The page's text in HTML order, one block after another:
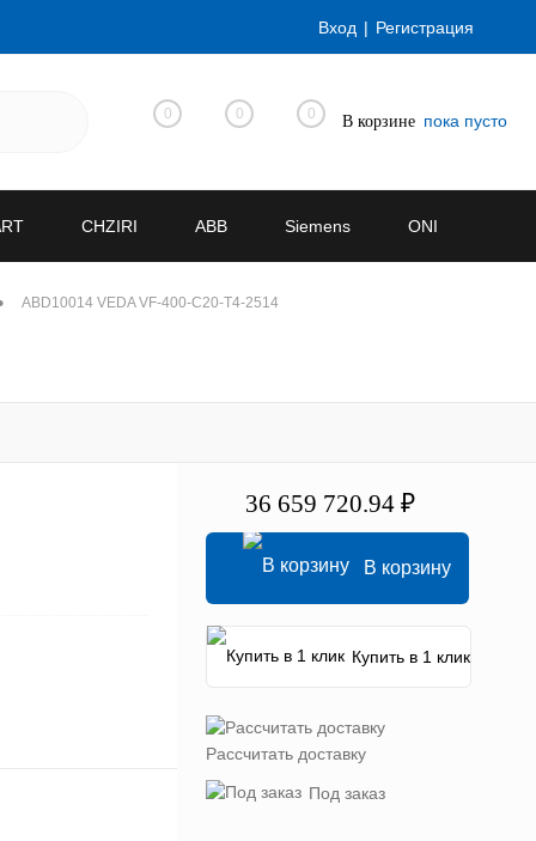
Вход Регистрация
0 0 0 В корзине пока пусто
CHZIRI ABB Siemens ONI
ABD10014 VEDA VF-400-C20-T4-2514
36 659 720.94 ₽
В корзину
Купить в 1 клик
Рассчитать доставку
Под заказ